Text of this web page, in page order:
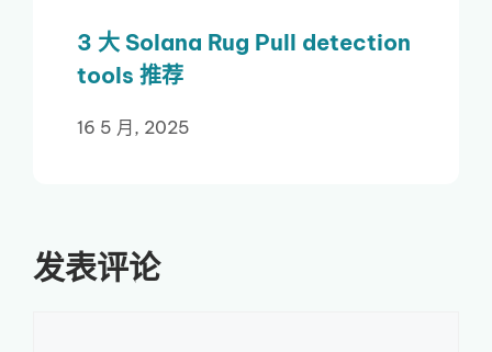
3 大 Solana Rug Pull detection
tools 推荐
16 5 月, 2025
发表评论